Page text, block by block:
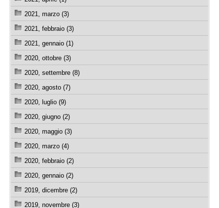
2021, marzo (3)
2021, febbraio (3)
2021, gennaio (1)
2020, ottobre (3)
2020, settembre (8)
2020, agosto (7)
2020, luglio (9)
2020, giugno (2)
2020, maggio (3)
2020, marzo (4)
2020, febbraio (2)
2020, gennaio (2)
2019, dicembre (2)
2019, novembre (3)